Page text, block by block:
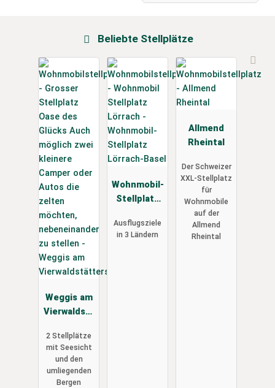
Beliebte Stellplätze
Weggis am
Vierwaldstä
2 Stellplätze
mit Seesicht
und den
umliegenden
Bergen
Wohnmobil-
Stellplatz
Basel
Ausflugsziele
in 3 Ländern
Allmend
Rheintal
Der Schweizer
XXL-Stellplatz
für
Wohnmobile
auf der
Allmend
Rheintal